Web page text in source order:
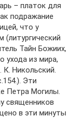
– платок для
подражание
что у
Тайн Божиих,
ухода из мира,
Никольский.
Эти
Петра Могилы.
священников
в эти минуты